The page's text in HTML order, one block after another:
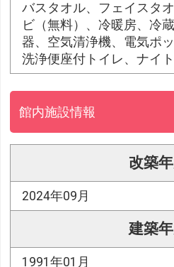
バスタオル、フェイスタ
ビ（無料）、冷暖房、冷
器、空気清浄機、電気ポ
洗浄便座付トイレ、ナイ
館内施設情報
改築年
2024年09月
建築年
1991年01月